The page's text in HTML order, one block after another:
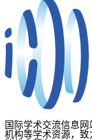
国际学术交流信息
机构等学术资源，